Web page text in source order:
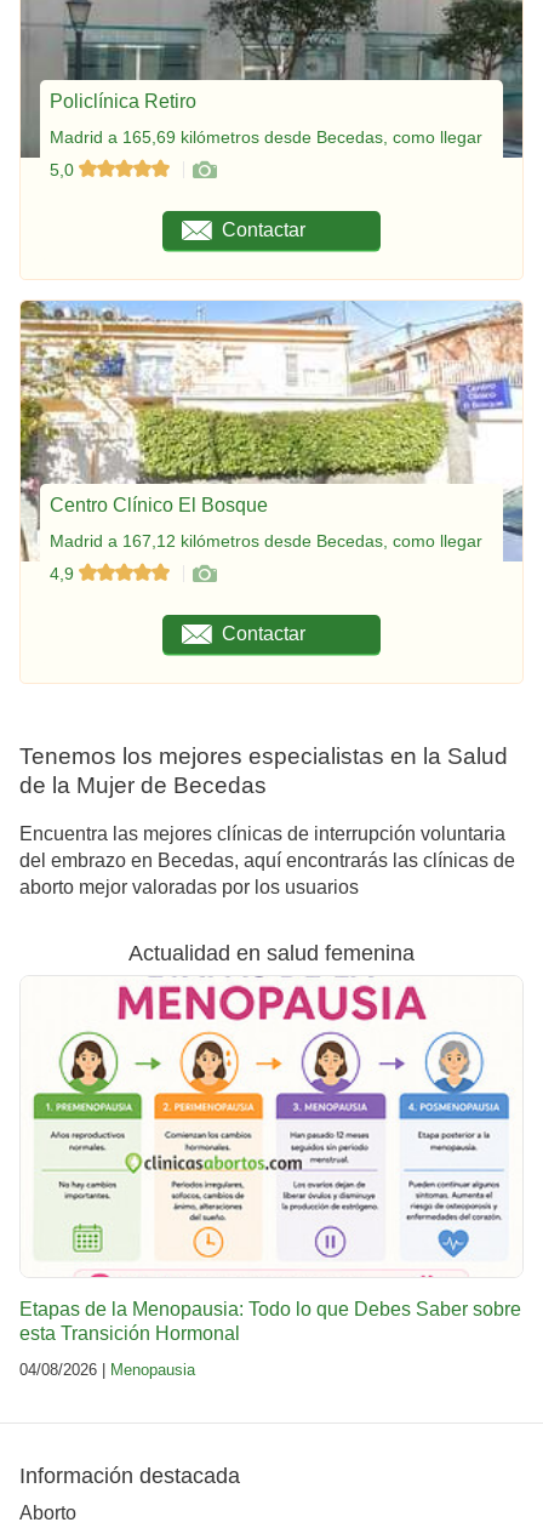
Policlínica Retiro
Madrid a 165,69 kilómetros desde Becedas, como llegar
5,0
Contactar
Centro Clínico El Bosque
Madrid a 167,12 kilómetros desde Becedas, como llegar
4,9
Contactar
Tenemos los mejores especialistas en la Salud
de la Mujer de Becedas
Encuentra las mejores clínicas de interrupción voluntaria
del embrazo en Becedas, aquí encontrarás las clínicas de
aborto mejor valoradas por los usuarios
Actualidad en salud femenina
Etapas de la Menopausia: Todo lo que Debes Saber sobre
esta Transición Hormonal
04/08/2026 | Menopausia
Información destacada
Aborto